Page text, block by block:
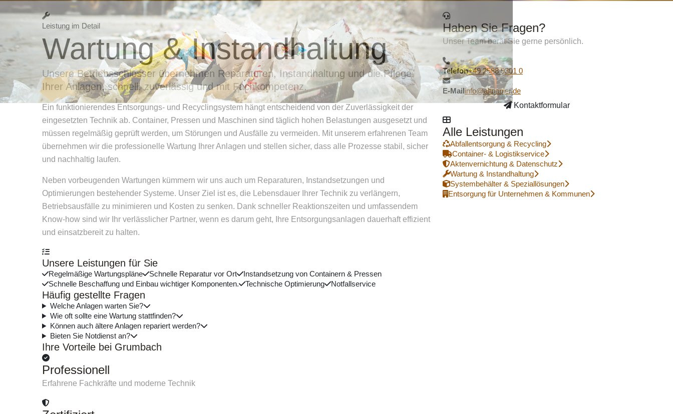
Leistung im Detail
Wartung & Instandhaltung
Unsere Betriebsschlosser übernehmen Reparaturen, Instandhaltung und die Pflege
Ihrer Anlagen, schnell, zuverlässig und mit Fachkompetenz.
Ein funktionierendes Entsorgungs- und Recyclingsystem hängt entscheidend von der Zuverlässigkeit der
eingesetzten Technik ab. Container, Pressen und Maschinen sind täglich hohen Belastungen ausgesetzt und
müssen regelmäßig geprüft werden, um Störungen und Ausfälle zu vermeiden. Mit unserem erfahrenen Team
übernehmen wir die professionelle Wartung Ihrer Anlagen und stellen sicher, dass alle Prozesse stabil, sicher
und nachhaltig laufen.
Neben vorbeugenden Wartungen kümmern wir uns auch um Reparaturen, Instandsetzungen und
Optimierungen bestehender Systeme. Unser Ziel ist es, die Lebensdauer Ihrer Technik zu verlängern,
Betriebsausfälle zu minimieren und Kosten zu senken. Dank schneller Reaktionszeiten und umfassendem
Know-how sind wir Ihr verlässlicher Partner, wenn es darum geht, Ihre Entsorgungsanlagen dauerhaft effizient
und einsatzbereit zu halten.
Unsere Leistungen für Sie
Regelmäßige Wartungspläne Schnelle Reparatur vor Ort
Instandsetzung von Containern & Pressen
Schnelle Beschaffung und Einbau wichtiger Komponenten.
Technische Optimierung Notfallservice
Häufig gestellte Fragen
Welche Anlagen warten Sie?
Wie oft sollte eine Wartung stattfinden?
Können auch ältere Anlagen repariert werden?
Bieten Sie Notdienst an?
Ihre Vorteile bei Grumbach
Professionell
Erfahrene Fachkräfte und moderne Technik
Haben Sie Fragen?
Unser Team berät Sie gerne persönlich.
Telefon+49 2588 9301 0
E-Mailinfo@altpapier.de
Kontaktformular
Alle Leistungen
Abfallentsorgung & Recycling
Container- & Logistikservice
Aktenvernichtung & Datenschutz
Wartung & Instandhaltung
Systembehälter & Speziallösungen
Entsorgung für Unternehmen & Kommunen